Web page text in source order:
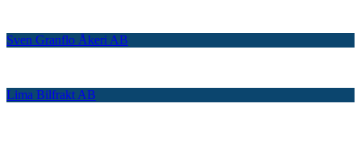
Sven Granflo Åkeri AB
Lima Bilfrakt AB